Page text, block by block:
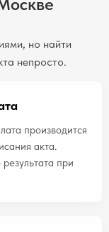
но найти
непросто.
производится
акта.
при